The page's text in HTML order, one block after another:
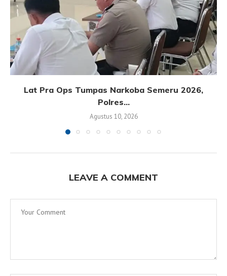
Lat Pra Ops Tumpas Narkoba Semeru 2026,
Polres...
Agustus 10, 2026
LEAVE A COMMENT